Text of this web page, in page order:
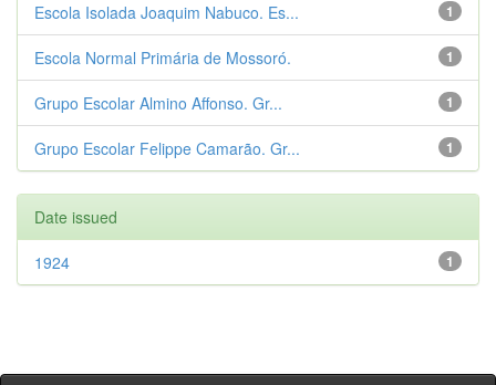
1
Escola Isolada Joaquim Nabuco. Es...
1
Escola Normal Primária de Mossoró.
1
Grupo Escolar Almino Affonso. Gr...
1
Grupo Escolar Felippe Camarão. Gr...
Date issued
1
1924